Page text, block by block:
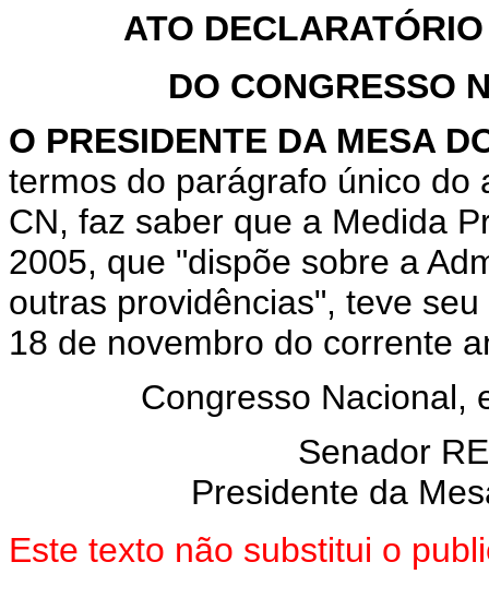
ATO
DO CONGRESSO
O PRESIDENTE DA MESA
termos do parágrafo único do
CN, faz saber que a Medida
2005, que "dispõe sobre a
outras providências", teve
18 de novembro do corrente
Congresso Nacional,
Senador
Presidente da
Este texto não substitui o